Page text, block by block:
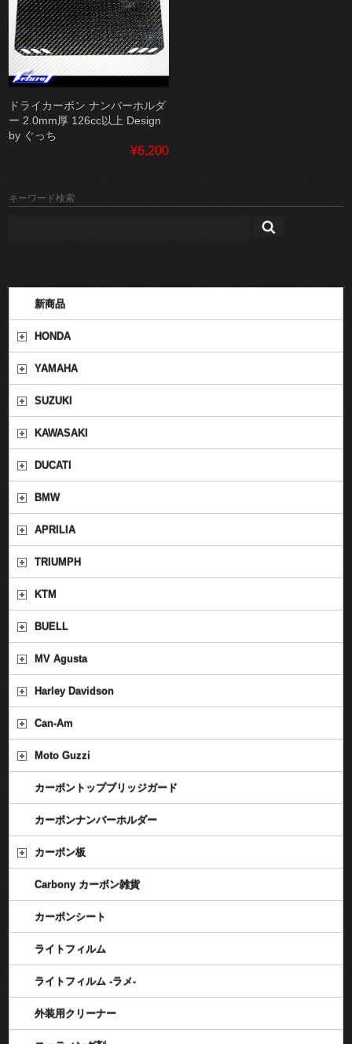
ドライカーボン ナンバーホルダ
ー 2.0mm厚 126cc以上 Design
by ぐっち
¥6,200
キーワード検索
新商品
HONDA
YAMAHA
SUZUKI
KAWASAKI
DUCATI
BMW
APRILIA
TRIUMPH
KTM
BUELL
MV Agusta
Harley Davidson
Can-Am
Moto Guzzi
カーボントップブリッジガード
カーボンナンバーホルダー
カーボン板
Carbony カーボン雑貨
カーボンシート
ライトフィルム
ライトフィルム -ラメ-
外装用クリーナー